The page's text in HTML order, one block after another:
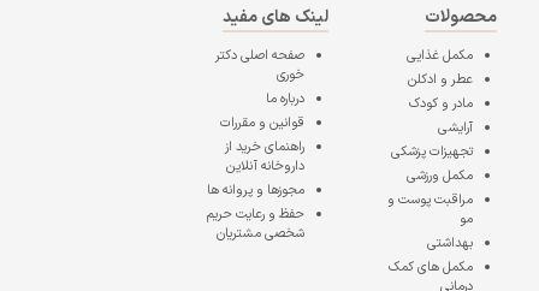
محصولات
مکمل غذایی
عطر و ادکلن
مادر و کودک
آرایشی
تجهیزات پزشکی
مکمل ورزشی
مراقبت پوست و
مو
بهداشتی
مکمل های کمک
درمانی
لینک های مفید
صفحه اصلیدکتر
خوری
درباره ما
قوانین و مقررات
راهنمای خرید از
داروخانه آنلاین
مجوزها و پروانه ها
حفظ و رعایت حریم
شخصی مشتریان